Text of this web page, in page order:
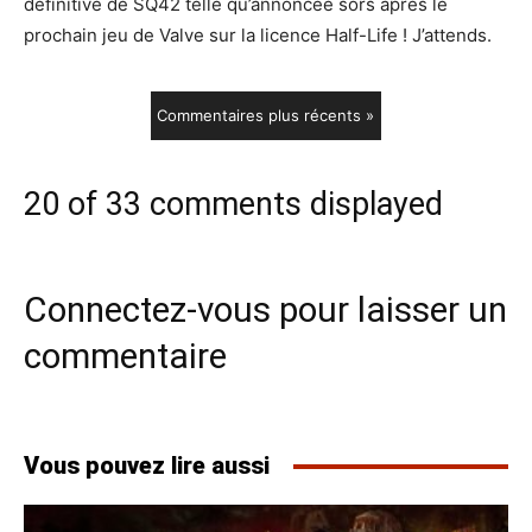
définitive de SQ42 telle qu’annoncée sors après le
prochain jeu de Valve sur la licence Half-Life ! J’attends.
Commentaires plus récents »
20 of 33 comments displayed
Connectez-vous pour laisser un
commentaire
Vous pouvez lire aussi